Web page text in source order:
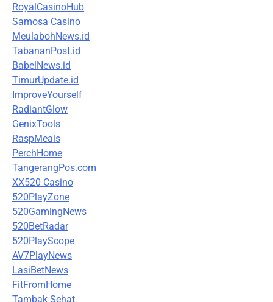
RoyalCasinoHub
Samosa Casino
MeulabohNews.id
TabananPost.id
BabelNews.id
TimurUpdate.id
ImproveYourself
RadiantGlow
GenixTools
RaspMeals
PerchHome
TangerangPos.com
XX520 Casino
520PlayZone
520GamingNews
520BetRadar
520PlayScope
AV7PlayNews
LasiBetNews
FitFromHome
Tambak Sehat